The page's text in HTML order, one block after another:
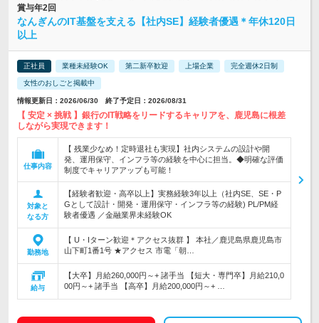
賞与年2回
なんぎんのIT基盤を支える【社内SE】経験者優遇＊年休120日
以上
正社員 業種未経験OK 第二新卒歓迎 上場企業 完全週休2日制
女性のおしごと掲載中
情報更新日：2026/06/30 終了予定日：2026/08/31
【 安定 × 挑戦 】銀行のIT戦略をリードするキャリアを、鹿児島に根差
しながら実現できます！
仕事内容
【 残業少なめ！定時退社も実現】社内システムの設計や開
発、運用保守、インフラ等の経験を中心に担当。◆明確な評価
制度でキャリアアップも可能！
対象と
なる方
【経験者歓迎・高卒以上】実務経験3年以上（社内SE、SE・P
Gとして設計・開発・運用保守・インフラ等の経験) PL/PM経
験者優遇 ／金融業界未経験OK
勤務地
【 U・Iターン歓迎＊アクセス抜群 】 本社／鹿児島県鹿児島市
山下町1番1号 ★アクセス 市電「朝…
給与
【大卒】月給260,000円～+ 諸手当 【短大・専門卒】月給210,0
00円～+ 諸手当 【高卒】月給200,000円～+ …